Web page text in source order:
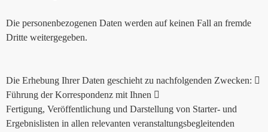
Die personenbezogenen Daten werden auf keinen Fall an fremde
Dritte weitergegeben.
Die Erhebung Ihrer Daten geschieht zu nachfolgenden Zwecken: 
Führung der Korrespondenz mit Ihnen 
Fertigung, Veröffentlichung und Darstellung von Starter- und
Ergebnislisten in allen relevanten veranstaltungsbegleitenden